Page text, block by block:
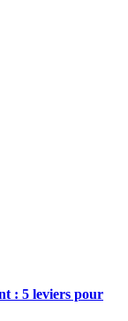
: 5 leviers pour